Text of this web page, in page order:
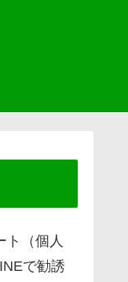
ト（個人
で勧誘